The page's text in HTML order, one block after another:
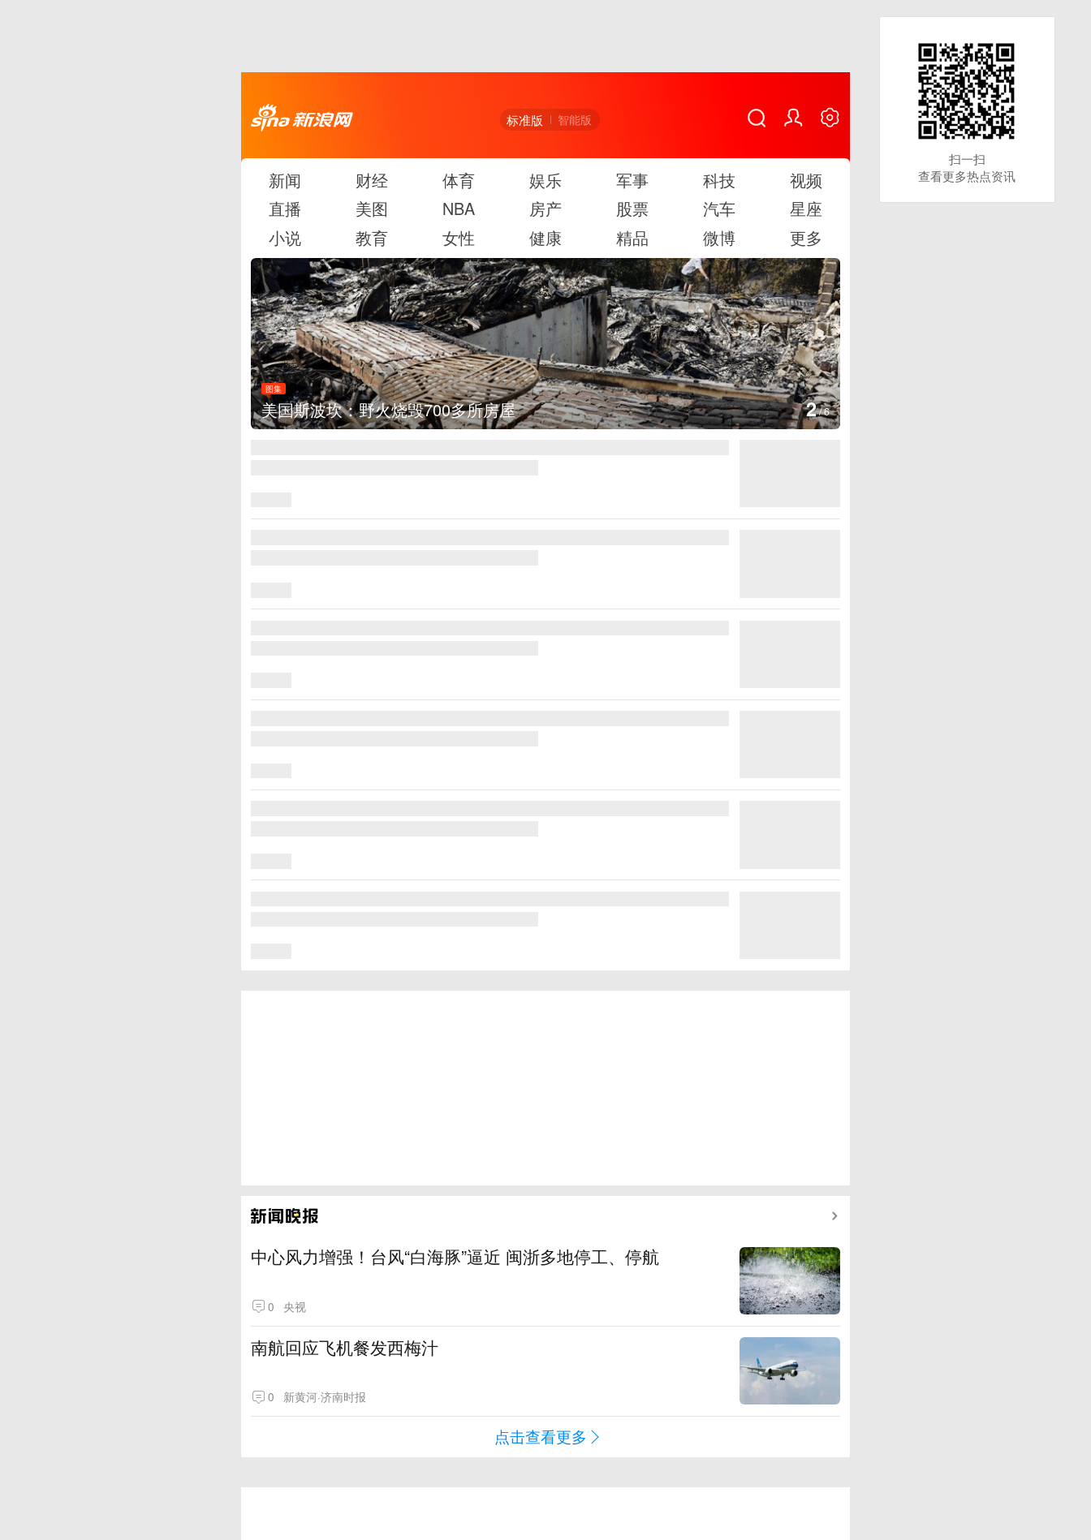
标准版 智能版
新闻 财经 体育 娱乐 军事 科技
视频
直播
美图 NBA 房产 股票 汽车
星座
小说
教育 女性 健康 精品 微博 更多
图集
叙利亚：大马士革发生爆炸 3/6
中心风力增强！台风“白海豚”逼近 闽浙多地停工、停航
0 央视
南航回应飞机餐发西梅汁
0 新黄河·济南时报
点击查看更多
扫一扫
查看更多热点资讯
扫一扫
查看更多热点资讯